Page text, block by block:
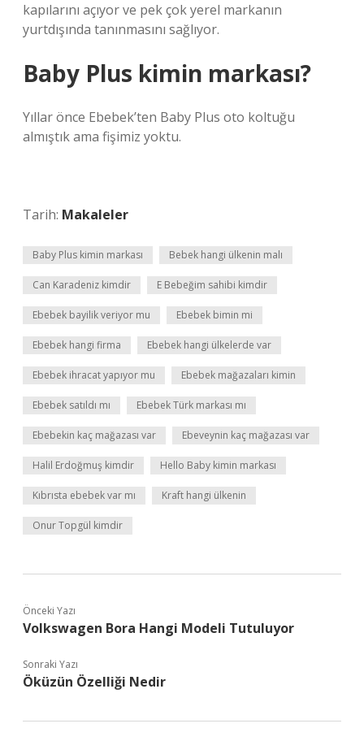
kapılarını açıyor ve pek çok yerel markanın
yurtdışında tanınmasını sağlıyor.
Baby Plus kimin markası?
Yıllar önce Ebebek’ten Baby Plus oto koltuğu
almıştık ama fişimiz yoktu.
Tarih: Makaleler
Baby Plus kimin markası Bebek hangi ülkenin malı
Can Karadeniz kimdir E Bebeğim sahibi kimdir
Ebebek bayilik veriyor mu Ebebek bimin mi
Ebebek hangi firma Ebebek hangi ülkelerde var
Ebebek ihracat yapıyor mu Ebebek mağazaları kimin
Ebebek satıldı mı Ebebek Türk markası mı
Ebebekin kaç mağazası var Ebeveynin kaç mağazası var
Halil Erdoğmuş kimdir Hello Baby kimin markası
Kıbrısta ebebek var mı Kraft hangi ülkenin
Onur Topgül kimdir
Önceki Yazı
Volkswagen Bora Hangi Modeli Tutuluyor
Sonraki Yazı
Öküzün Özelliği Nedir